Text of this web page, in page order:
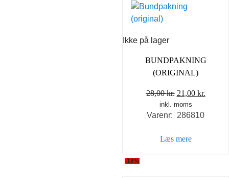
Ikke på lager
BUNDPAKNING
(ORIGINAL)
28,00kr. Den
oprindelige
pris
28,00 kr..
21,00 kr.
inkl. moms
Varenr: 286810
Læs mere
-18%